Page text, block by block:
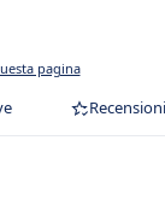
pagina
Recensioni